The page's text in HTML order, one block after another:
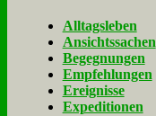
Alltagsleben
Ansichtssachen
Begegnungen
Empfehlungen
Ereignisse
Expeditionen